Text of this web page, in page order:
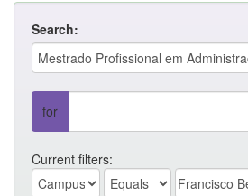
Search:
for
Current filters: